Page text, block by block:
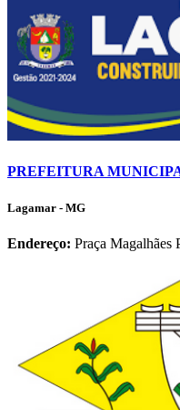
PREFEITURA
Lagamar - MG
Endereço: Praça Magalhães